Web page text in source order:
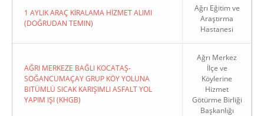
1 AYLIK ARAÇ KİRALAMA HİZMET ALIMI
(DOĞRUDAN TEMIN)
Ağrı Eğitim ve
Araştırma
Hastanesi
AĞRI MERKEZE BAĞLI KOCATAŞ-
SOĞANCUMAÇAY GRUP KÖY YOLUNA
BITÜMLÜ SICAK KARIŞIMLI ASFALT YOL
YAPIM IŞI (KHGB)
Ağrı Merkez
İlçe ve
Köylerine
Hizmet
Götürme Birliği
Başkanlığı